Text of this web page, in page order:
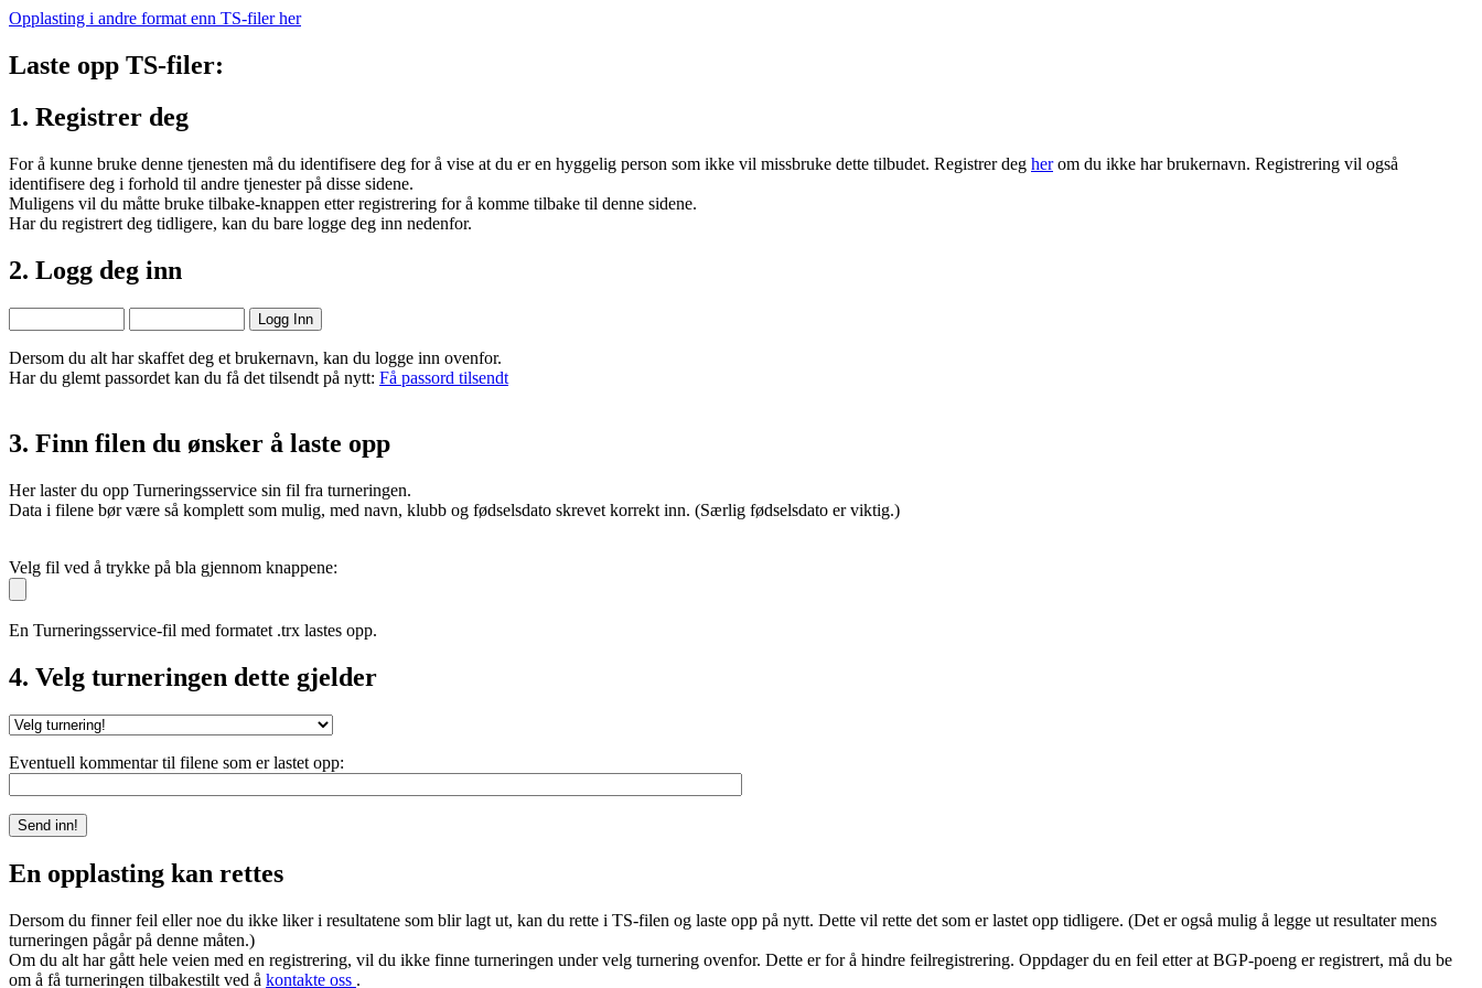
Opplasting i andre format enn TS-filer her
Laste opp TS-filer:
1. Registrer deg
For å kunne bruke denne tjenesten må du identifisere deg for å vise at du er en hyggelig person som ikke vil missbruke dette tilbudet. Registrer deg herom du ikke har brukernavn. Registrering vil også
identifisere deg i forhold til andre tjenester på disse sidene.
Muligens vil du måtte bruke tilbake-knappen etter registrering for å komme tilbake til denne sidene.
Har du registrert deg tidligere, kan du bare logge deg inn nedenfor.
2. Logg deg inn
Dersom du alt har skaffet deg et brukernavn, kan du logge inn ovenfor.
Har du glemt passordet kan du få det tilsendt på nytt: Få passord tilsendt
3. Finn filen du ønsker å laste opp
Her laster du opp Turneringsservice sin fil fra turneringen.
Data i filene bør være så komplett som mulig, med navn, klubb og fødselsdato skrevet korrekt inn. (Særlig fødselsdato er viktig.)
Velg fil ved å trykke på bla gjennom knappene:
En Turneringsservice-fil med formatet .trx lastes opp.
4. Velg turneringen dette gjelder
Eventuell kommentar til filene som er lastet opp:
En opplasting kan rettes
Dersom du finner feil eller noe du ikke liker i resultatene som blir lagt ut, kan du rette i TS-filen og laste opp på nytt. Dette vil rette det som er lastet opp tidligere. (Det er også mulig å legge ut resultater mens
turneringen pågår på denne måten.)
Om du alt har gått hele veien med en registrering, vil du ikke finne turneringen under velg turnering ovenfor. Dette er for å hindre feilregistrering. Oppdager du en feil etter at BGP-poeng er registrert, må du be
om å få turneringen tilbakestilt ved å kontakte oss .